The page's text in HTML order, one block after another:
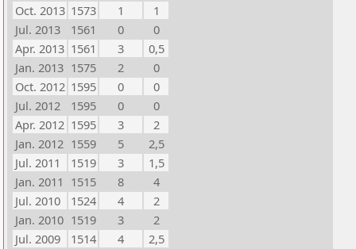
Oct. 2013 1573 1
1
Jul. 2013
1561 0
0
Apr. 2013 1561 3
0,5
Jan. 2013 1575 2
0
Oct. 2012 1595 0
0
Jul. 2012
1595 0
0
Apr. 2012 1595 3
2
Jan. 2012 1559 5
2,5
Jul. 2011
1519 3
1,5
Jan. 2011 1515 8
4
Jul. 2010
1524 4
2
Jan. 2010 1519 3
2
Jul. 2009
1514 4
2,5